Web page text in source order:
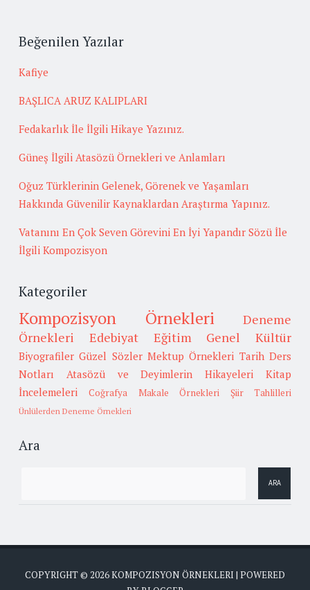
Beğenilen Yazılar
Kafiye
BAŞLICA ARUZ KALIPLARI
Fedakarlık İle İlgili Hikaye Yazınız.
Güneş İlgili Atasözü Örnekleri ve Anlamları
Oğuz Türklerinin Gelenek, Görenek ve Yaşamları
Hakkında Güvenilir Kaynaklardan Araştırma Yapınız.
Vatanını En Çok Seven Görevini En İyi Yapandır Sözü İle
İlgili Kompozisyon
Kategoriler
Kompozisyon Örnekleri
Deneme
Örnekleri
Edebiyat Eğitim Genel Kültür
Biyografiler Güzel Sözler Mektup Örnekleri Tarih Ders
Notları
Atasözü ve Deyimlerin Hikayeleri
Kitap
İncelemeleri
Coğrafya Makale Örnekleri Şiir Tahlilleri
Ünlülerden Deneme Örnekleri
Ara
COPYRIGHT © 2026KOMPOZISYON ÖRNEKLERI | POWERED